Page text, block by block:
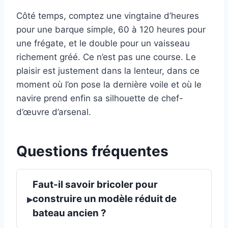
Côté temps, comptez une vingtaine d’heures
pour une barque simple, 60 à 120 heures pour
une frégate, et le double pour un vaisseau
richement gréé. Ce n’est pas une course. Le
plaisir est justement dans la lenteur, dans ce
moment où l’on pose la dernière voile et où le
navire prend enfin sa silhouette de chef-
d’œuvre d’arsenal.
Questions fréquentes
▸
Faut-il savoir bricoler pour
construire un modèle réduit de
bateau ancien ?